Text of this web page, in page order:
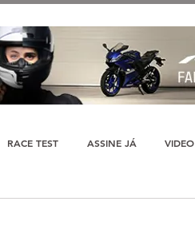
RACE TEST ASSINE JÁ VIDEO